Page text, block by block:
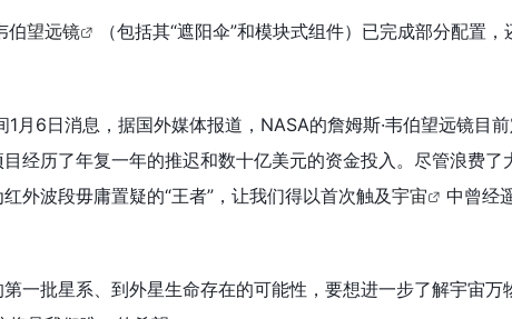
伯望远镜
（包括其“遮阳伞”和模块式组件）已完成部分配置
6日消息，据国外媒体报道，NASA的詹姆斯·韦伯望远镜目
经历了年复一年的推迟和数十亿美元的资金投入。尽管浪费了
外波段毋庸置疑的“王者”，让我们得以首次触及宇宙
中曾经
批星系、到外星生命存在的可能性，要想进一步了解宇宙万